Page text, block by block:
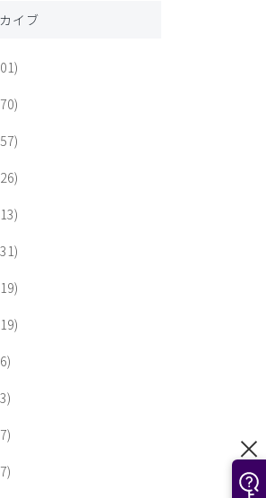
イブ